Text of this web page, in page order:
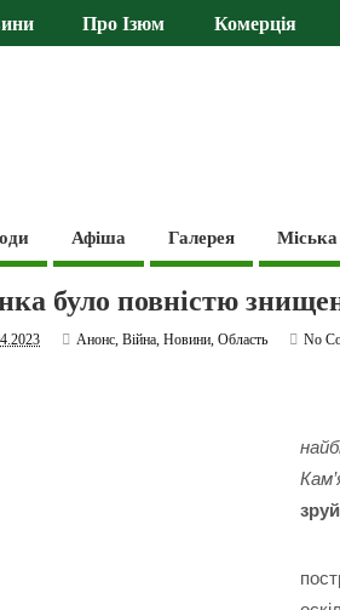
Про Ізюм Комерція
Афіша Галерея
було повністю
Анонс,Війна,Новини,Область
No